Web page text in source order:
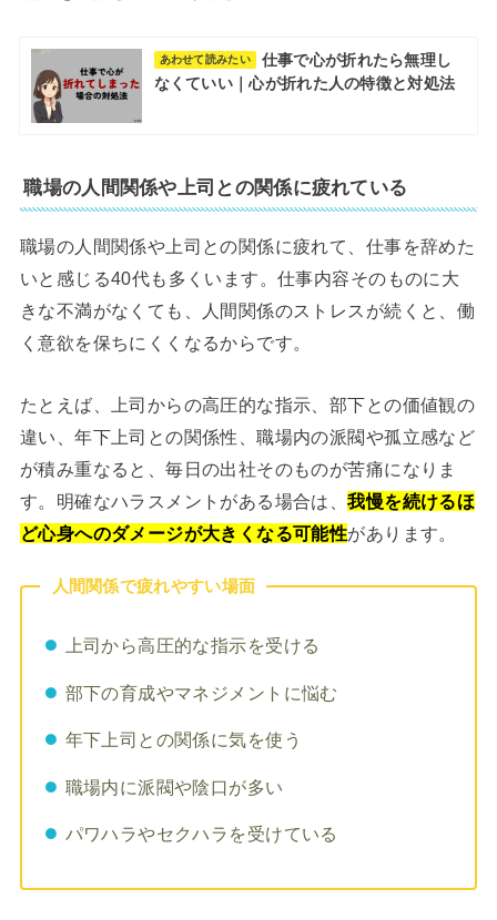
あわせて読みたい
仕事で心が折れたら無理し
なくていい｜心が折れた人の特徴と対処法
職場の人間関係や上司との関係に疲れている
職場の人間関係や上司との関係に疲れて、仕事を辞めた
いと感じる40代も多くいます。仕事内容そのものに大
きな不満がなくても、人間関係のストレスが続くと、働
く意欲を保ちにくくなるからです。
たとえば、上司からの高圧的な指示、部下との価値観の
違い、年下上司との関係性、職場内の派閥や孤立感など
が積み重なると、毎日の出社そのものが苦痛になりま
す。明確なハラスメントがある場合は、我慢を続けるほ
ど心身へのダメージが大きくなる可能性があります。
人間関係で疲れやすい場面
上司から高圧的な指示を受ける
部下の育成やマネジメントに悩む
年下上司との関係に気を使う
職場内に派閥や陰口が多い
パワハラやセクハラを受けている